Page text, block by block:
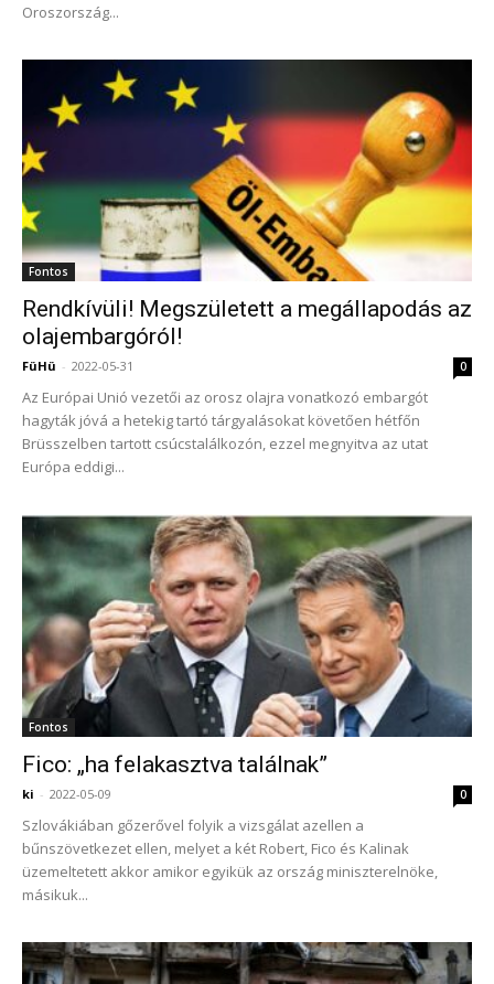
Oroszország...
Fontos
Rendkívüli! Megszületett a megállapodás az
olajembargóról!
FüHü - 2022-05-31 0
Az Európai Unió vezetői az orosz olajra vonatkozó embargót
hagyták jóvá a hetekig tartó tárgyalásokat követően hétfőn
Brüsszelben tartott csúcstalálkozón, ezzel megnyitva az utat
Európa eddigi...
Fontos
Fico: „ha felakasztva találnak”
ki - 2022-05-09 0
Szlovákiában gőzerővel folyik a vizsgálat azellen a
bűnszövetkezet ellen, melyet a két Robert, Fico és Kalinak
üzemeltetett akkor amikor egyikük az ország miniszterelnöke,
másikuk...